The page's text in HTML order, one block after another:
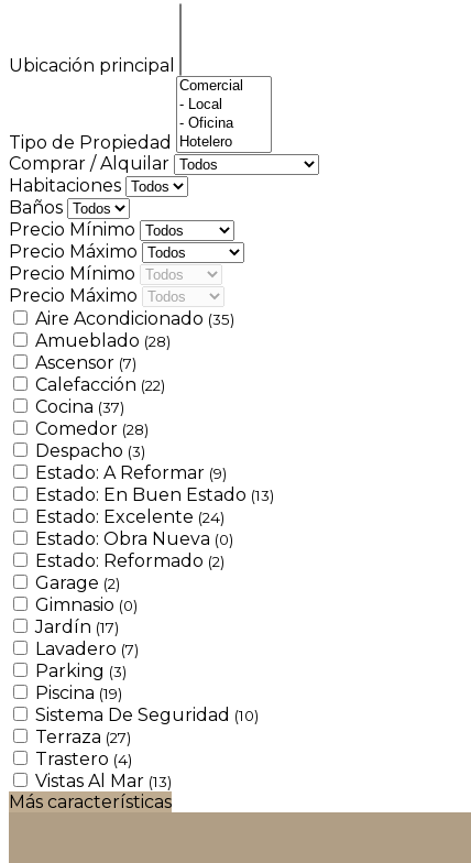
Ubicación principal
Tipo de Propiedad
Comprar / Alquilar
Habitaciones
Baños
Precio Mínimo
Precio Máximo
Precio Mínimo
Precio Máximo
Aire Acondicionado (35)
Amueblado (28)
Ascensor (7)
Calefacción (22)
Cocina (37)
Comedor (28)
Despacho (3)
Estado: A Reformar (9)
Estado: En Buen Estado (13)
Estado: Excelente (24)
Estado: Obra Nueva (0)
Estado: Reformado (2)
Garage (2)
Gimnasio (0)
Jardín (17)
Lavadero (7)
Parking (3)
Piscina (19)
Sistema De Seguridad (10)
Terraza (27)
Trastero (4)
Vistas Al Mar (13)
Más características